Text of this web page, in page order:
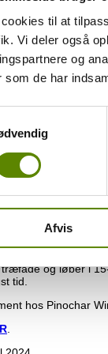
til at
Vi deler også
og
som de har
Afvis
– ca. 30% hvert
imponerende
lag.
til generation i
sin far Jean-
Beaune, hvor
i nogle
Det er vigtigt
i 6-8 uger
gæring, og
og løber i
tid.
hos Pinochar